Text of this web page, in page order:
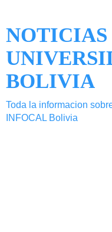
NOTICIAS
BOLIVIA
Toda la informacion
INFOCAL Bolivia